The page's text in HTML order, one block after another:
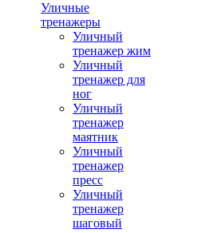
Уличные
тренажеры
Уличный
тренажер жим
Уличный
тренажер для
ног
Уличный
тренажер
маятник
Уличный
тренажер
пресс
Уличный
тренажер
шаговый